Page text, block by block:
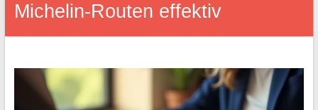
Michelin-Routen effektiv